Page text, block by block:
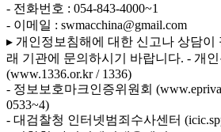
- 전화번호 : 054-843-4000~1
- 이메일 : swmacchina@gmail.com
▸ 개인정보침해에 대한 신고나 상담이
래 기관에 문의하시기 바랍니다. - 개
(www.1336.or.kr / 1336)
- 정보보호마크인증위원회
0533~4)
- 대검찰청 인터넷범죄수사센터